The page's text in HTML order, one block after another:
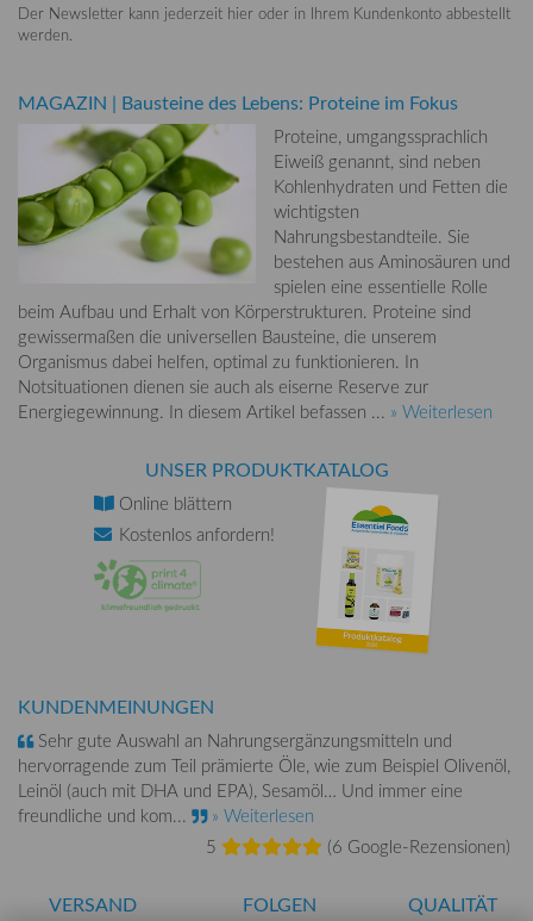
Der Newsletter kann jederzeit hier oder in Ihrem Kundenkonto abbestellt
werden.
MAGAZIN | Bausteine des Lebens: Proteine im Fokus
Proteine, umgangssprachlich
Eiweiß genannt, sind neben
Kohlenhydraten und Fetten die
wichtigsten
Nahrungsbestandteile. Sie
bestehen aus Aminosäuren und
spielen eine essentielle Rolle
beim Aufbau und Erhalt von Körperstrukturen. Proteine sind
gewissermaßen die universellen Bausteine, die unserem
Organismus dabei helfen, optimal zu funktionieren. In
Notsituationen dienen sie auch als eiserne Reserve zur
Energiegewinnung. In diesem Artikel befassen ... » Weiterlesen
UNSER PRODUKTKATALOG
Online blättern
Kostenlos anfordern!
KUNDENMEINUNGEN
Sehr gute Auswahl an Nahrungsergänzungsmitteln und
hervorragende zum Teil prämierte Öle, wie zum Beispiel Olivenöl,
Leinöl (auch mit DHA und EPA), Sesamöl… Und immer eine
freundliche und kom...
» Weiterlesen
5
(6 Google-Rezensionen)
VERSAND FOLGEN QUALITÄT